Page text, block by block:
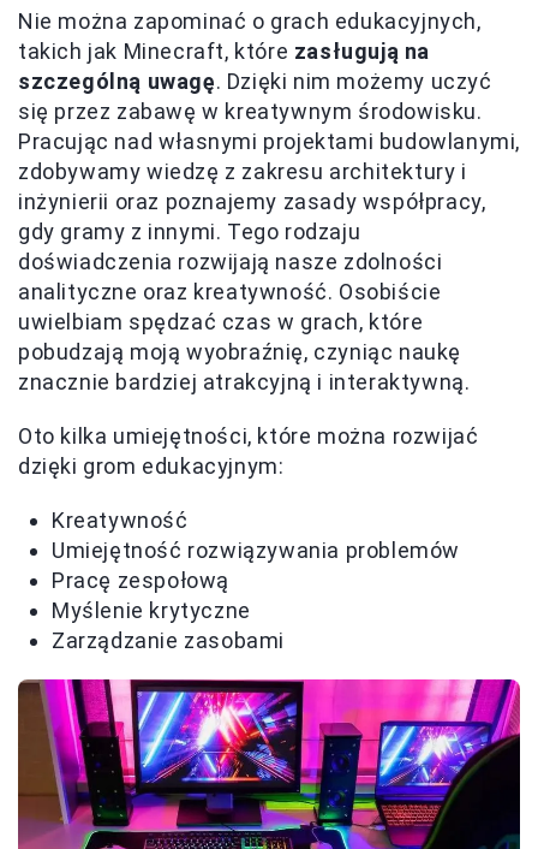
Nie można zapominać o grach edukacyjnych,
takich jak Minecraft, które zasługują na
szczególną uwagę. Dzięki nim możemy uczyć
się przez zabawę w kreatywnym środowisku.
Pracując nad własnymi projektami budowlanymi,
zdobywamy wiedzę z zakresu architektury i
inżynierii oraz poznajemy zasady współpracy,
gdy gramy z innymi. Tego rodzaju
doświadczenia rozwijają nasze zdolności
analityczne oraz kreatywność. Osobiście
uwielbiam spędzać czas w grach, które
pobudzają moją wyobraźnię, czyniąc naukę
znacznie bardziej atrakcyjną i interaktywną.
Oto kilka umiejętności, które można rozwijać
dzięki grom edukacyjnym:
Kreatywność
Umiejętność rozwiązywania problemów
Pracę zespołową
Myślenie krytyczne
Zarządzanie zasobami